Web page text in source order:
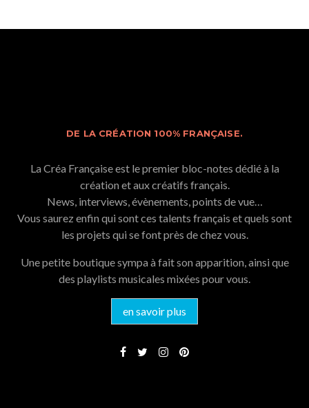
DE LA CRÉATION 100% FRANÇAISE.
La Créa Française est le premier bloc-notes dédié à la
création et aux créatifs français.
News, interviews, évènements, points de vue…
Vous saurez enfin qui sont ces talents français et quels sont
les projets qui se font près de chez vous.
Une petite boutique sympa à fait son apparition, ainsi que
des playlists musicales mixées pour vous.
en savoir plus